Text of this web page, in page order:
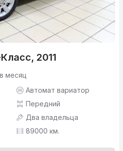
2011
месяц
Автомат вариатор
Передний
Два владельца
89000 км.